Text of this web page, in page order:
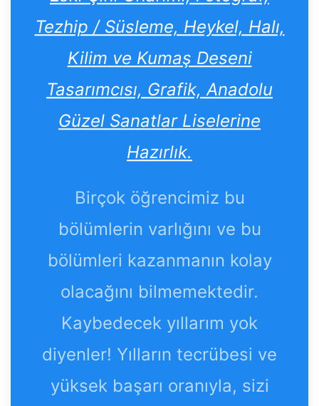
Tezhip / Süsleme, Heykel, Halı,
Kilim ve Kumaş Deseni
Tasarımcısı, Grafik, Anadolu
Güzel Sanatlar Liselerine
Hazırlık.
Birçok öğrencimiz bu
bölümlerin varlığını ve bu
bölümleri kazanmanın kolay
olacağını bilmemektedir.
Kaybedecek yıllarım yok
diyenler! Yılların tecrübesi ve
yüksek başarı oranıyla, sizi